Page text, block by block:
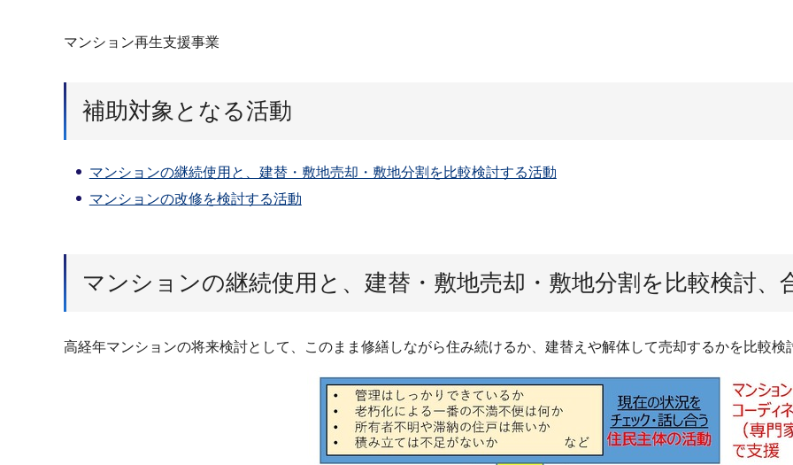
マンション再生支援事業
補助対象となる活動
マンションの継続使用と、建替・敷地売却・敷地分割を比較検討する活動
マンションの改修を検討する活動
マンションの継続使用と、建替・敷地売却・敷地分割を比較検討、
高経年マンションの将来検討として、このまま修繕しながら住み続けるか、建替えや解体して売却するかを比較検